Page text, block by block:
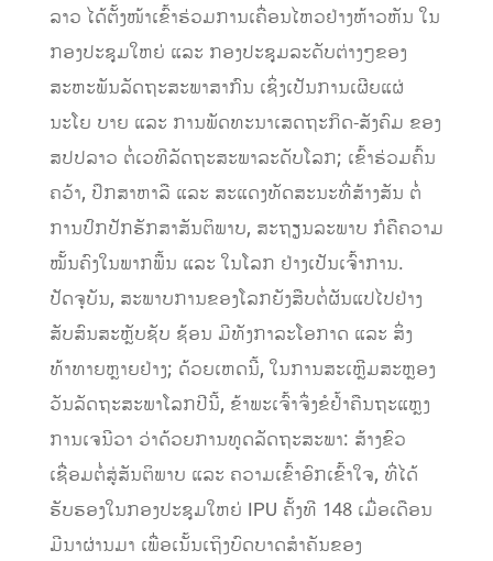
ລາວ ໄດ້ຕັ້ງໜ້າເຂົ້າຮ່ວມການເຄື່ອນໄຫວຢ່າງຫ້າວຫັນ ໃນ
ກອງປະຊຸມໃຫຍ່ ແລະ ກອງປະຊຸມລະດັບຕ່າງໆຂອງ
ສະຫະພັນລັດຖະສະພາສາກົນ ເຊິ່ງເປັນການເຜີຍແຜ່
ນະໂຍ ບາຍ ແລະ ການພັດທະນາເສດຖະກິດ-ສັງຄົມ ຂອງ
ສປປລາວ ຕໍ່ເວທີລັດຖະສະພາລະດັບໂລກ; ເຂົ້າຮ່ວມຄົ້ນ
ຄວ້າ, ປຶກສາຫາລື ແລະ ສະແດງທັດສະນະທີ່ສ້າງສັນ ຕໍ່
ການປົກປັກຮັກສາສັນຕິພາບ, ສະຖຽນລະພາບ ກໍຄືຄວາມ
ໝັ້ນຄົງໃນພາກພື້ນ ແລະ ໃນໂລກ ຢ່າງເປັນເຈົ້າການ.
ປັດຈຸບັນ, ສະພາບການຂອງໂລກຍັງສືບຕໍ່ຜັນແປໄປຢ່າງ
ສັບສົນສະຫຼັບຊັບ ຊ້ອນ ມີທັງກາລະໂອກາດ ແລະ ສິ່ງ
ທ້າທາຍຫຼາຍຢ່າງ; ດ້ວຍເຫດນີ້, ໃນການສະເຫຼີມສະຫຼອງ
ວັນລັດຖະສະພາໂລກປີນີ້, ຂ້າພະເຈົ້າຈຶ່ງຂໍຢ້ຳຄືນຖະແຫຼງ
ການເຈນີວາ ວ່າດ້ວຍການທູດລັດຖະສະພາ: ສ້າງຂົວ
ເຊື່ອມຕໍ່ສູ່ສັນຕິພາບ ແລະ ຄວາມເຂົ້າອົກເຂົ້າໃຈ, ທີ່ໄດ້
ຮັບຮອງໃນກອງປະຊຸມໃຫຍ່ IPU ຄັ້ງທີ 148 ເມື່ອເດືອນ
ມີນາຜ່ານມາ ເພື່ອເນັ້ນເຖິງບົດບາດສຳຄັນຂອງ